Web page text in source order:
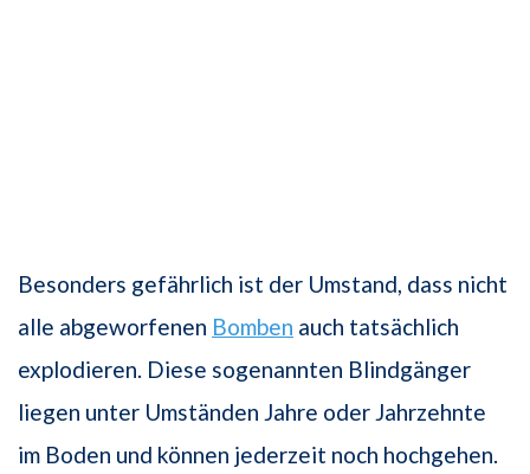
Besonders gefährlich ist der Umstand, dass nicht
alle abgeworfenen Bomben auch tatsächlich
explodieren. Diese sogenannten Blindgänger
liegen unter Umständen Jahre oder Jahrzehnte
im Boden und können jederzeit noch hochgehen.